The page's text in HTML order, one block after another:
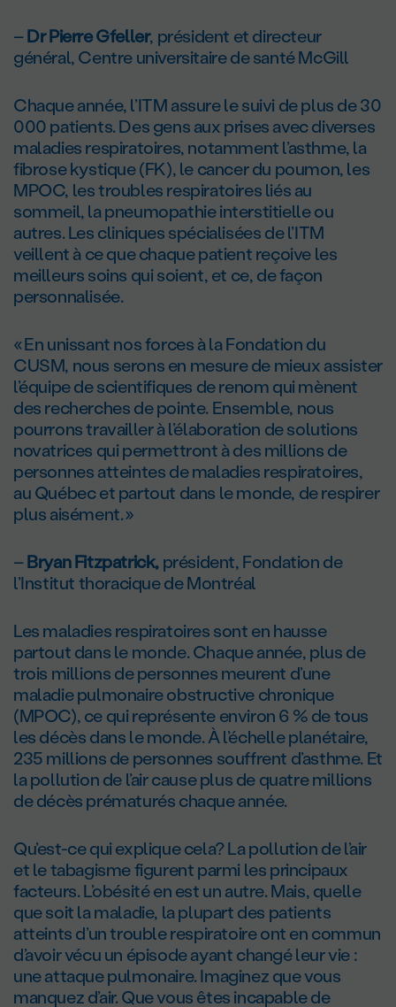
–Dr Pierre Gfeller, président et directeur
général, Centre universitaire de santé McGill
Chaque année, l’ITM assure le suivi de plus de 30
000 patients. Des gens aux prises avec diverses
maladies respiratoires, notamment l’asthme, la
fibrose kystique (FK), le cancer du poumon, les
MPOC, les troubles respiratoires liés au
sommeil, la pneumopathie interstitielle ou
autres. Les cliniques spécialisées de l’ITM
veillent à ce que chaque patient reçoive les
meilleurs soins qui soient, et ce, de façon
personnalisée.
« En unissant nos forces à la Fondation du
CUSM, nous serons en mesure de mieux assister
l’équipe de scientifiques de renom qui mènent
des recherches de pointe. Ensemble, nous
pourrons travailler à l’élaboration de solutions
novatrices qui permettront à des millions de
personnes atteintes de maladies respiratoires,
au Québec et partout dans le monde, de respirer
plus aisément. »
–Bryan Fitzpatrick,président, Fondation de
l’Institut thoracique de Montréal
Les maladies respiratoires sont en hausse
partout dans le monde. Chaque année, plus de
trois millions de personnes meurent d’une
maladie pulmonaire obstructive chronique
(MPOC), ce qui représente environ 6 % de tous
les décès dans le monde. À l’échelle planétaire,
235 millions de personnes souffrent d’asthme. Et
la pollution de l’air cause plus de quatre millions
de décès prématurés chaque année.
Qu’est-ce qui explique cela? La pollution de l’air
et le tabagisme figurent parmi les principaux
facteurs. L’obésité en est un autre. Mais, quelle
que soit la maladie, la plupart des patients
atteints d’un trouble respiratoire ont en commun
d’avoir vécu un épisode ayant changé leur vie :
une attaque pulmonaire. Imaginez que vous
manquez d’air. Que vous êtes incapable de